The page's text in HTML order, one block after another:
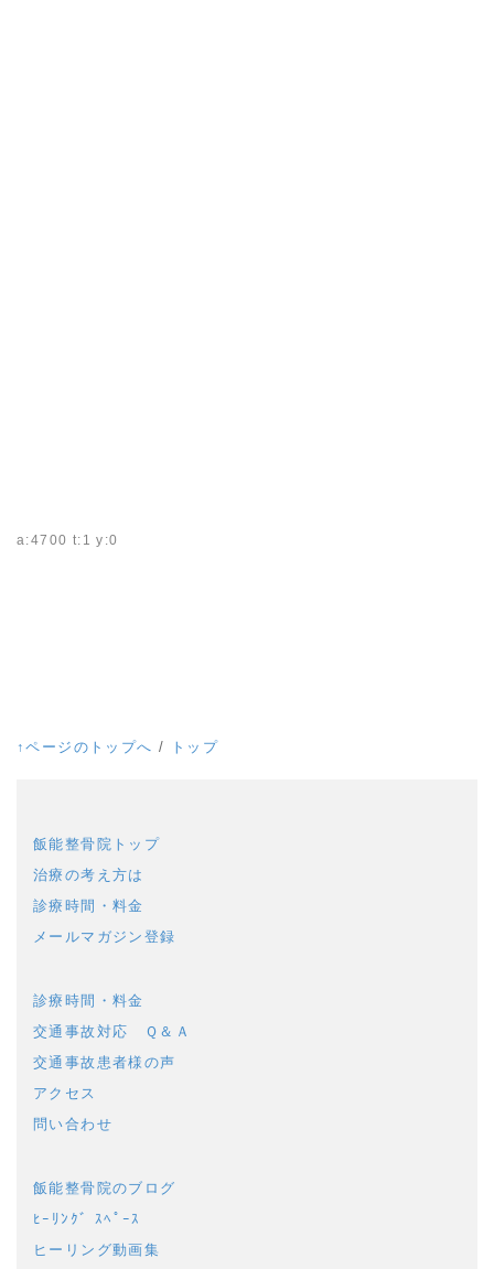
a:4700 t:1 y:0
↑ページのトップへ / トップ
飯能整骨院トップ
治療の考え方は
診療時間・料金
メールマガジン登録
診療時間・料金
交通事故対応 Ｑ＆Ａ
交通事故患者様の声
アクセス
問い合わせ
飯能整骨院のブログ
ﾋｰﾘﾝｸﾞ ｽﾍﾟｰｽ
ヒーリング動画集